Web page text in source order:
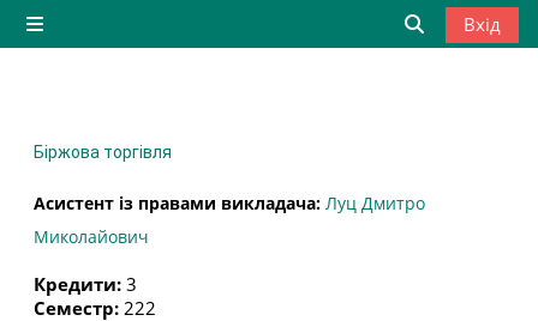
Перейти до головного вмісту
Бокова панель
Вхід
Біржова торгівля
Асистент із правами викладача: Луц Дмитро
Миколайович
Кредити: 3
Семестр: 222